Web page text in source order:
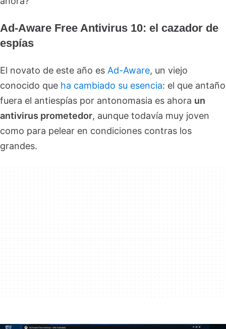
Ad-Aware Free Antivirus 10: el cazador de
espías
El novato de este año es Ad-Aware, un viejo
conocido que ha cambiado su esencia: el que antaño
fuera el antiespías por antonomasia es ahora un
antivirus prometedor, aunque todavía muy joven
como para pelear en condiciones contras los
grandes.